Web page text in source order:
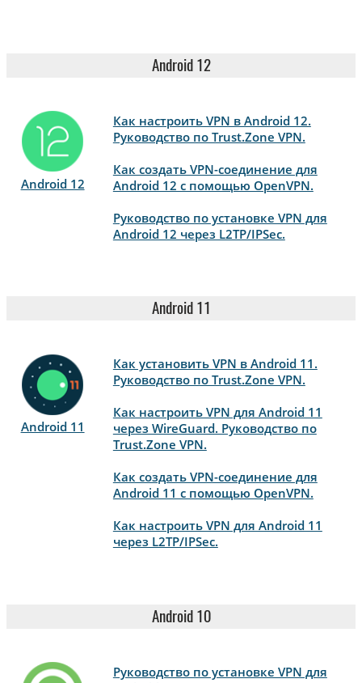
Android 12
Android 12
Как настроить VPN в Android 12.
Руководство по Trust.Zone VPN.
Как создать VPN-соединение для
Android 12 с помощью OpenVPN.
Руководство по установке VPN для
Android 12 через L2TP/IPSec.
Android 11
Android 11
Как установить VPN в Android 11.
Руководство по Trust.Zone VPN.
Как настроить VPN для Android 11
через WireGuard. Руководство по
Trust.Zone VPN.
Как создать VPN-соединение для
Android 11 с помощью OpenVPN.
Как настроить VPN для Android 11
через L2TP/IPSec.
Android 10
Руководство по установке VPN для